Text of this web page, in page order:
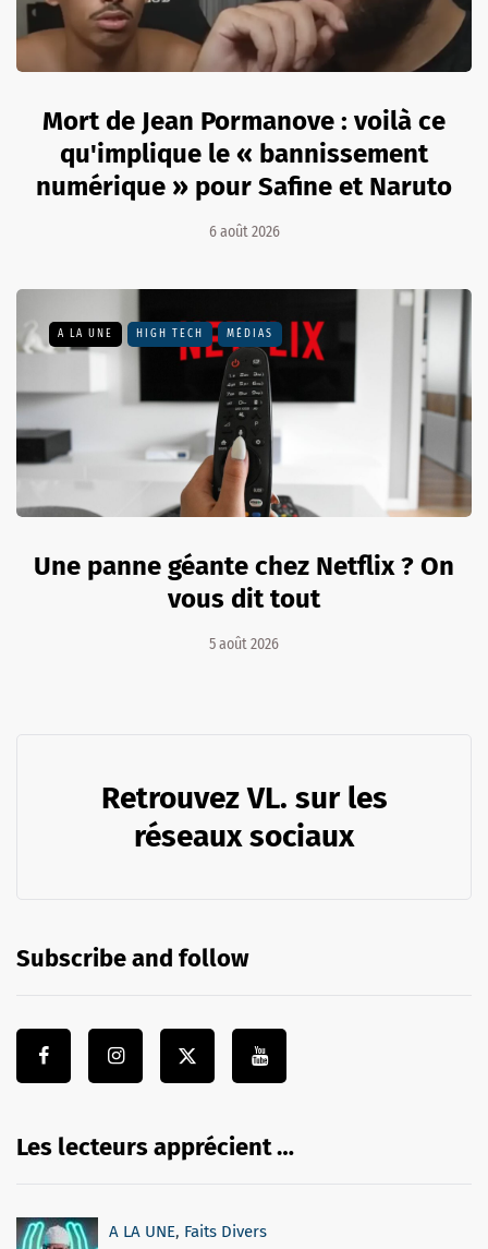
Mort de Jean Pormanove : voilà ce
qu'implique le « bannissement
numérique » pour Safine et Naruto
6 août 2026
A LA UNE HIGH TECH MÉDIAS
Une panne géante chez Netflix ? On
vous dit tout
5 août 2026
Retrouvez VL. sur les
réseaux sociaux
Subscribe and follow
Les lecteurs apprécient …
A LA UNE, Faits Divers